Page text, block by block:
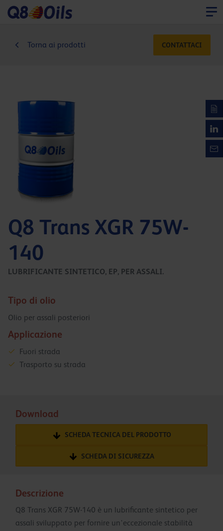
Torna ai prodotti CONTATTACI
Q8 Trans XGR 75W-
140
LUBRIFICANTE SINTETICO, EP, PER ASSALI.
Tipo di olio
Olio per assali posteriori
Applicazione
Fuori strada
Trasporto su strada
Download
SCHEDA TECNICA DEL PRODOTTO
SCHEDA DI SICUREZZA
Descrizione
Q8 Trans XGR 75W-140 è un lubrificante sintetico per
assali sviluppato per fornire un'eccezionale stabilità